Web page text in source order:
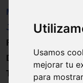
Usamos
mejorar tu
para
Material
Juguetes
Formación
Directorio
Trabajo